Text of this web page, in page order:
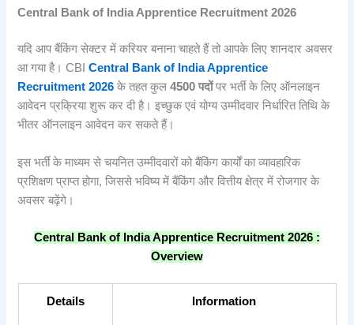
Central Bank of India Apprentice Recruitment 2026
यदि आप बैंकिंग सेक्टर में करियर बनाना चाहते हैं तो आपके लिए शानदार अवसर
आ गया है। CBICentral Bank of India Apprentice
Recruitment 2026 के तहत कुल4500पदोंपर भर्ती के लिए ऑनलाइन
आवेदन प्रक्रिया शुरू कर दी है। इच्छुक एवं योग्य उम्मीदवार निर्धारित तिथि के
भीतर ऑनलाइन आवेदन कर सकते हैं।
इस भर्ती के माध्यम से चयनित उम्मीदवारों को बैंकिंग कार्यों का व्यावहारिक
प्रशिक्षण प्राप्त होगा, जिससे भविष्य में बैंकिंग और वित्तीय क्षेत्र में रोजगार के
अवसर बढ़ेंगे।
Central Bank of India Apprentice Recruitment 2026 :
Overview
Details Information